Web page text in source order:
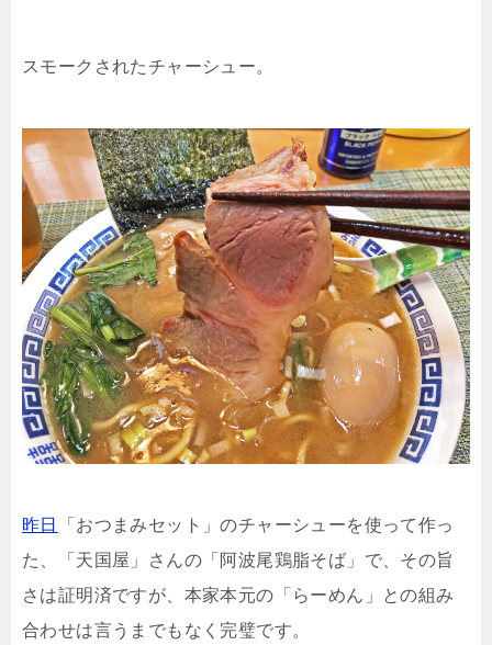
スモークされたチャーシュー。
昨日
「おつまみセット」のチャーシューを使って作っ
た、「天国屋」さんの「阿波尾鶏脂そば」で、その旨
さは証明済ですが、本家本元の「らーめん」との組み
合わせは言うまでもなく完璧です。